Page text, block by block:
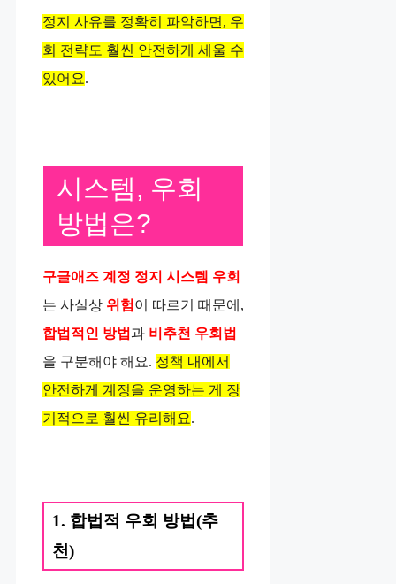
정지 사유를 정확히 파악하면, 우
회 전략도 훨씬 안전하게 세울 수
있어요.
시스템, 우회
방법은?
구글애즈 계정 정지 시스템 우회
는 사실상 위험 이 따르기 때문에,
합법적인 방법 과 비추천 우회법
을 구분해야 해요. 정책 내에서
안전하게 계정을 운영하는 게 장
기적으로 훨씬 유리해요.
1. 합법적 우회 방법(추
천)